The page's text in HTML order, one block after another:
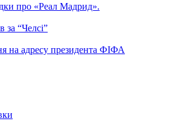
про «Реал Мадрид».
за “Челсі”
на адресу президента ФІФА